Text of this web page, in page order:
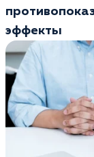
эффекты